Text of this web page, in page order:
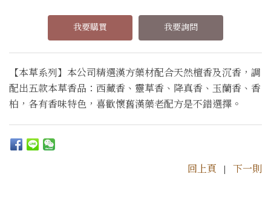
我要購買 我要詢問
【本草系列】本公司精選漢方藥材配合天然檀香及沉香，調
配出五款本草香品：西藏香、靈草香、降真香、玉蘭香、香
柏，各有香味特色，喜歡懷舊漢藥老配方是不錯選擇。
回上頁 | 下一則